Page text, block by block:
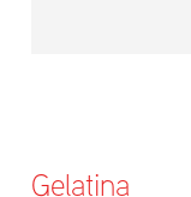
Gelatina